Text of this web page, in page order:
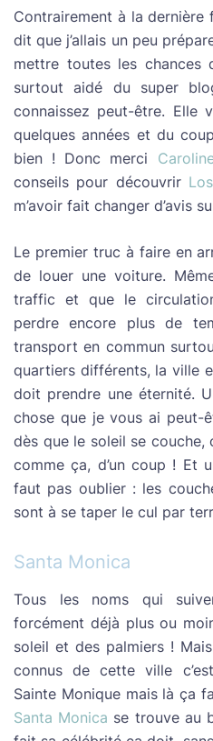
Contrairement à la
dit que j’allais un peu
mettre toutes les
surtout aidé du super
connaissez peut-être. Elle
quelques années et du
bien ! Donc merci
conseils pour découvrir
m’avoir fait changer d’avis
Le premier truc à faire en
de louer une voiture.
traffic et que le
perdre encore plus de
transport en commun
quartiers différents, la ville
doit prendre une éternité.
chose que je vous ai peut-
dès que le soleil se couche,
comme ça, d’un coup ! Et
faut pas oublier : les
sont à se taper le cul par
Santa Monica
Tous les noms qui
forcément déjà plus ou
soleil et des palmiers !
connus de cette ville
Sainte Monique mais là ça
Santa Monica se trouve au